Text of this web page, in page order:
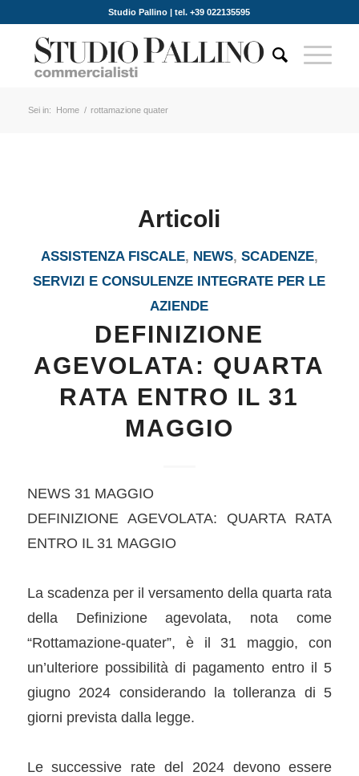
Studio Pallino | tel. +39 022135595
Sei in: Home / rottamazione quater
Articoli
ASSISTENZA FISCALE, NEWS, SCADENZE,
SERVIZI E CONSULENZE INTEGRATE PER LE
AZIENDE
DEFINIZIONE
AGEVOLATA: QUARTA
RATA ENTRO IL 31
MAGGIO
NEWS 31 MAGGIO
DEFINIZIONE AGEVOLATA: QUARTA RATA
ENTRO IL 31 MAGGIO
La scadenza per il versamento della quarta rata
della Definizione agevolata, nota come
“Rottamazione-quater”, è il 31 maggio, con
un’ulteriore possibilità di pagamento entro il 5
giugno 2024 considerando la tolleranza di 5
giorni prevista dalla legge.
Le successive rate del 2024 devono essere